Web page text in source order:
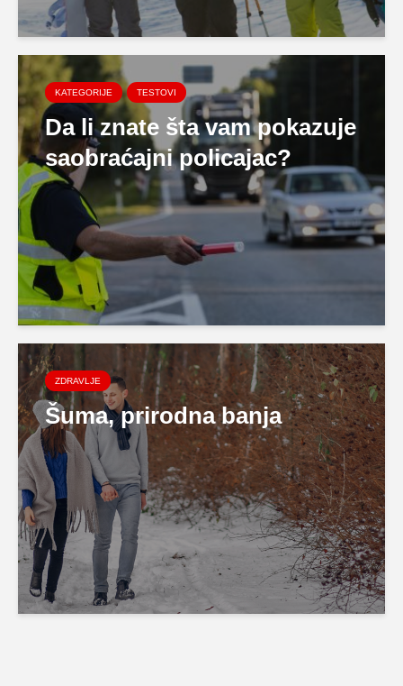
KATEGORIJE TESTOVI
Da li znate šta vam pokazuje
saobraćajni policajac?
ZDRAVLJE
Šuma, prirodna banja